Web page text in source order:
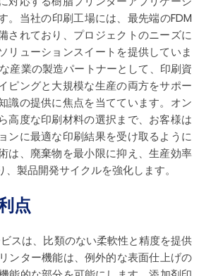
。当社の印刷工場には、最先端のFDM
されており、プロジェクトのニーズに
リューションスイートを提供していま
産業の製造パートナーとして、印刷資
ピングと大規模な生産の両方をサポー
識の提供に焦点を当てています。オン
高度な印刷材料の選択まで、お客様は
ンに最適な印刷結果を受け取るように
は、廃棄物を最小限に抑え、生産効率
製品開発サイクルを強化します。
点
スは、比類のない柔軟性と精度を提供
ンター機能は、例外的な表面仕上げの